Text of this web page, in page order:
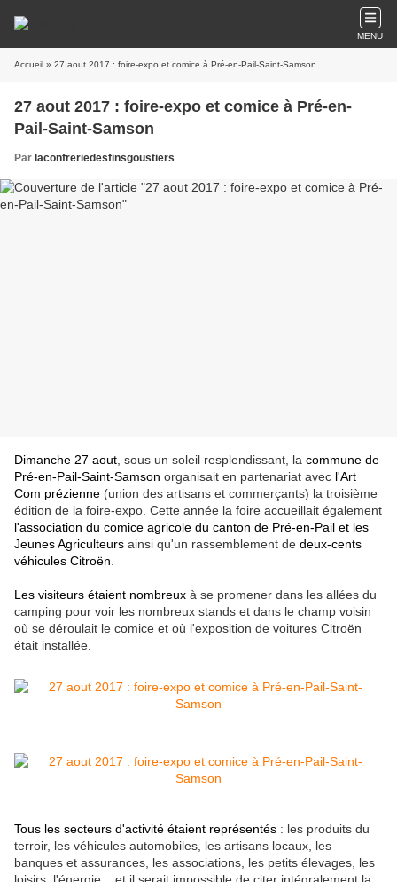
MENU
Accueil » 27 aout 2017 : foire-expo et comice à Pré-en-Pail-Saint-Samson
27 aout 2017 : foire-expo et comice à Pré-en-
Pail-Saint-Samson
Par laconfreriedesfinsgoustiers
Dimanche 27 aout , sous un soleil resplendissant, la commune de
Pré-en-Pail-Saint-Samson organisait en partenariat avec l'Art
Com prézienne (union des artisans et commerçants) la troisième
édition de la foire-expo. Cette année la foire accueillait également
l'association du comice agricole du canton de Pré-en-Pail et les
Jeunes Agriculteurs ainsi qu'un rassemblement de deux-cents
véhicules Citroën
Les visiteurs étaient nombreux à se promener dans les allées du
camping pour voir les nombreux stands et dans le champ voisin
où se déroulait le comice et où l'exposition de voitures Citroën
était installée.
Tous les secteurs d'activité étaient représentés : les produits du
terroir, les véhicules automobiles, les artisans locaux, les
banques et assurances, les associations, les petits élevages, les